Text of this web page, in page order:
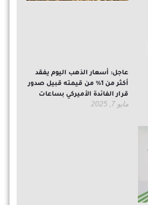
عاجل: أسعار الذهب اليوم يفقد
أكثر من 1% من قيمته قبيل صدور
قرار الفائدة الأميركي بساعات
مايو 7, 2025